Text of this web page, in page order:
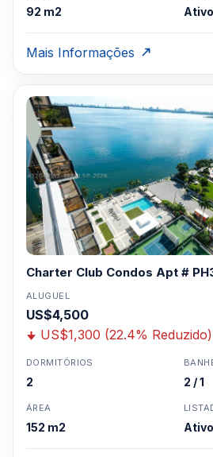
92 m2 Ativo
Mais Informações
Charter Club Condos Apt #
ALUGUEL
US$4,500
US$1,300 (22.4% Reduzido)
DORMITÓRIOS
2 2 / 1
ÁREA
152 m2 Ativo